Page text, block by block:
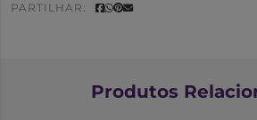
PARTILHAR:
Produtos